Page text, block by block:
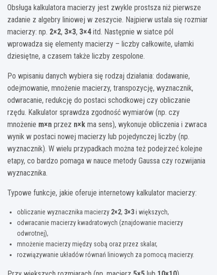
Obsługa kalkulatora macierzy jest zwykle prostsza niż pierwsze
zadanie z algebry liniowej w zeszycie. Najpierw ustala się rozmiar
macierzy: np. 2×2, 3×3, 3×4itd. Następnie w siatce pól
wprowadza się elementy macierzy – liczby całkowite, ułamki
dziesiętne, a czasem także liczby zespolone.
Po wpisaniu danych wybiera się rodzaj działania: dodawanie,
odejmowanie, mnożenie macierzy, transpozycję, wyznacznik,
odwracanie, redukcję do postaci schodkowej czy obliczanie
rzędu. Kalkulator sprawdza zgodność wymiarów (np. czy
mnożenie m×n przez n×k ma sens), wykonuje obliczenia i zwraca
wynik w postaci nowej macierzy lub pojedynczej liczby (np.
wyznacznik). W wielu przypadkach można też podejrzeć kolejne
etapy, co bardzo pomaga w nauce metody Gaussa czy rozwijania
wyznacznika.
Typowe funkcje, jakie oferuje internetowy kalkulator macierzy:
obliczanie wyznacznika macierzy 2×2, 3×3i większych,
odwracanie macierzy kwadratowych (znajdowanie macierzy
odwrotnej),
mnożenie macierzy między sobą oraz przez skalar,
rozwiązywanie układów równań liniowych za pomocą macierzy.